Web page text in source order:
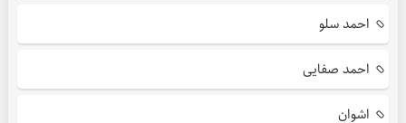
احمد سلو
احمد صفایی
اشوان